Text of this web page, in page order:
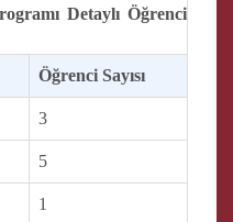
Detaylı Öğrenci
Öğrenci Sayısı
3
5
1